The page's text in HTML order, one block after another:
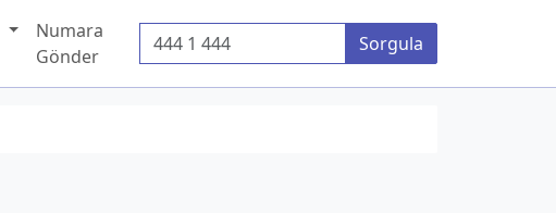
Numara
Gönder
Telefon Numarası Sorgula